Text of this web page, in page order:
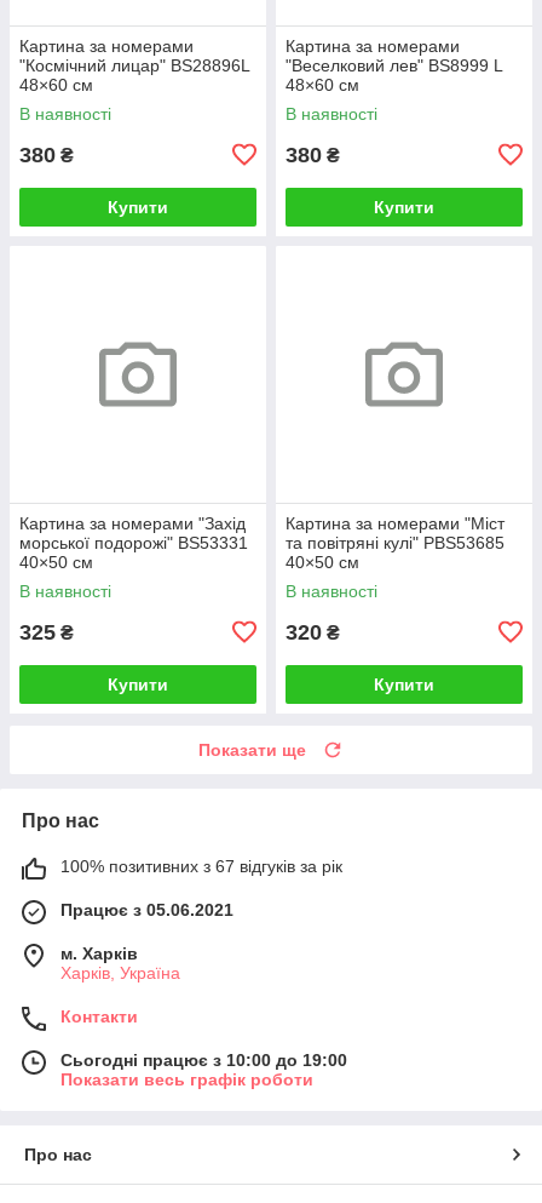
Картина за номерами
"Космічний лицар" BS28896L
48×60 см
В наявності
380 ₴
Купити
Картина за номерами
"Веселковий лев" BS8999 L
48×60 см
В наявності
380 ₴
Купити
Картина за номерами "Захід
морської подорожі" BS53331
40×50 см
В наявності
325 ₴
Купити
Картина за номерами "Міст
та повітряні кулі" PBS53685
40×50 см
В наявності
320 ₴
Купити
Показати ще
Про нас
100% позитивних з 67 відгуків за рік
Працює з 05.06.2021
м. Харків
Харків, Україна
Контакти
Сьогодні працює з 10:00 до 19:00
Показати весь графік роботи
Про нас